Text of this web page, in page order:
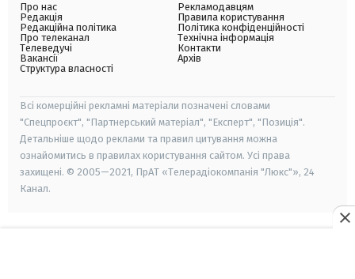
Про нас
Редакція
Редакційна політика
Про телеканал
Телеведучі
Вакансії
Структура власності
Рекламодавцям
Правила користування
Політика конфіденційності
Технічна інформація
Контакти
Архів
Всі комерційні рекламні матеріали позначені словами
"Спецпроєкт", "Партнерський матеріал", "Експерт", "Позиція".
Детальніше щодо реклами та правил цитування можна
ознайомитись в правилах користування сайтом. Усі права
захищені. © 2005—2021, ПрАТ «Телерадіокомпанія "Люкс"», 24
Канал.